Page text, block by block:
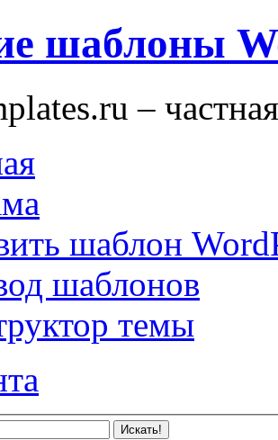
шаблоны
–
шаблон
шаблонов
темы
Искать!